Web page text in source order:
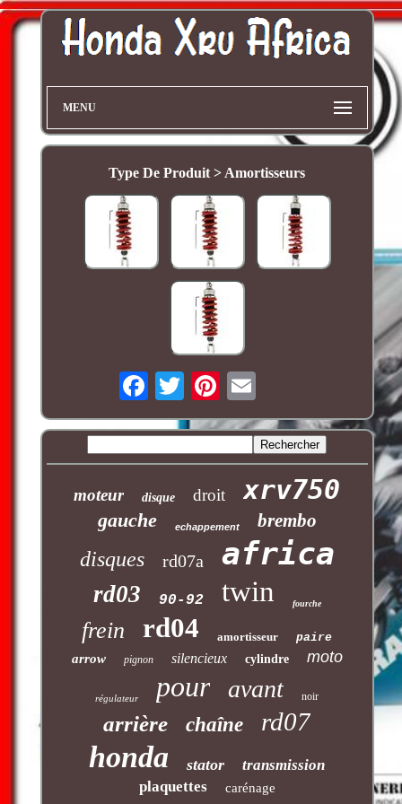
MENU
Type De Produit > Amortisseurs
moteur disque droit xrv750
gauche echappement brembo
disques rd07a africa
rd03 90-92 twin fourche
frein rd04 amortisseur paire
arrow pignon silencieux cylindre moto
régulateur pour avant noir
arrière chaîne rd07
honda stator
transmission
plaquettes
carénage